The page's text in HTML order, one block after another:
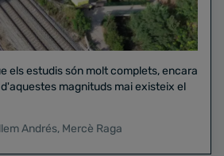
els estudis són molt complets, encara
magnituds mai existeix el
Andrés, Mercè Raga